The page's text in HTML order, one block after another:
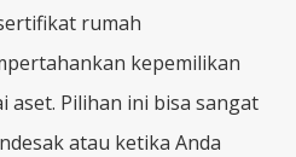
rumah
kepemilikan
aset. Pilihan ini bisa sangat
atau ketika Anda